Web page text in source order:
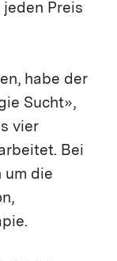
jeden Preis
habe der
Sucht»,
vier
Bei
um die